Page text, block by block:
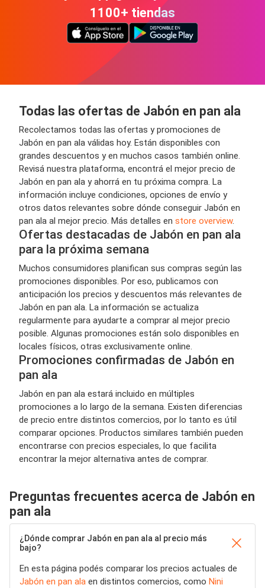
1100+ tiendas
Todas las ofertas de Jabón en pan ala
Recolectamos todas las ofertas y promociones de
Jabón en pan ala válidas hoy. Están disponibles con
grandes descuentos y en muchos casos también online.
Revisá nuestra plataforma, encontrá el mejor precio de
Jabón en pan ala y ahorrá en tu próxima compra. La
información incluye condiciones, opciones de envío y
otros datos relevantes sobre dónde conseguir Jabón en
pan ala al mejor precio. Más detalles en store overview.
Ofertas destacadas de Jabón en pan ala
para la próxima semana
Muchos consumidores planifican sus compras según las
promociones disponibles. Por eso, publicamos con
anticipación los precios y descuentos más relevantes de
Jabón en pan ala. La información se actualiza
regularmente para ayudarte a comprar al mejor precio
posible. Algunas promociones están solo disponibles en
locales físicos, otras exclusivamente online.
Promociones confirmadas de Jabón en
pan ala
Jabón en pan ala estará incluido en múltiples
promociones a lo largo de la semana. Existen diferencias
de precio entre distintos comercios, por lo tanto es útil
comparar opciones. Productos similares también pueden
encontrarse con precios especiales, lo que facilita
encontrar la mejor alternativa antes de comprar.
Preguntas frecuentes acerca de Jabón en
pan ala
¿Dónde comprar Jabón en pan ala al precio más
bajo?
En esta página podés comparar los precios actuales de
Jabón en pan ala en distintos comercios, como Nini